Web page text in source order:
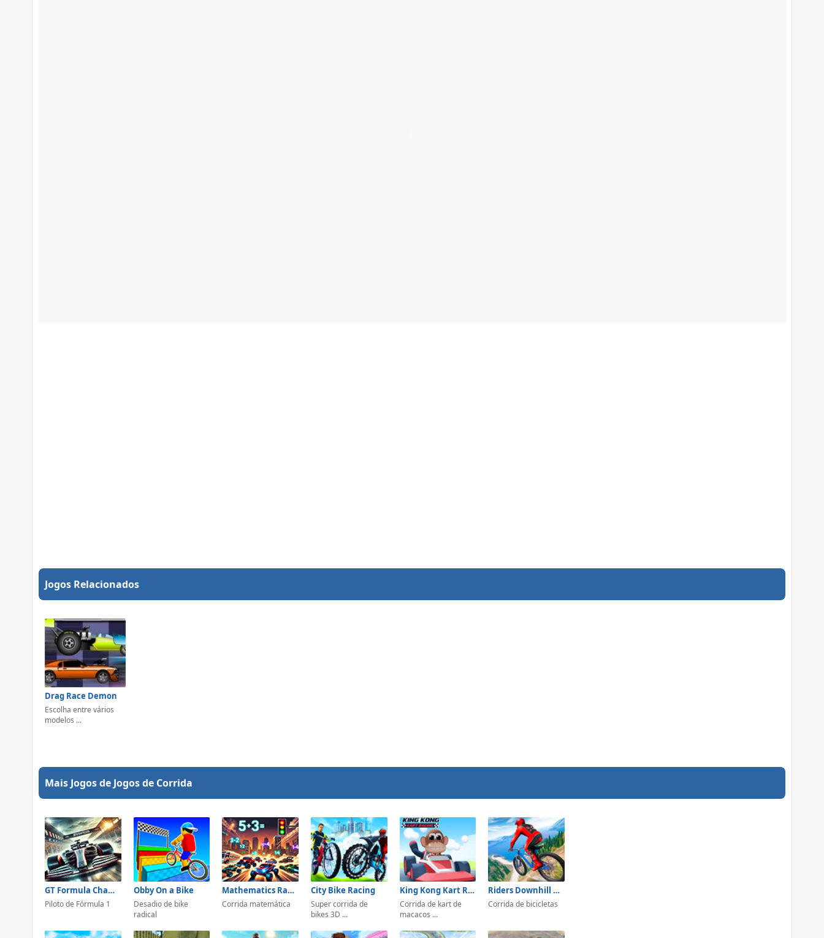
Jogos Relacionados
Drag Race Demon
Escolha entre vários
modelos ...
Mais Jogos de Jogos de Corrida
GT Formula Championship
Piloto de Fórmula 1
Obby On a Bike
Desadio de bike
radical
Mathematics Racing
Corrida matemática
City Bike Racing
Super corrida de
bikes 3D ...
King Kong Kart Racing
Corrida de kart de
macacos ...
Riders Downhill Racing
Corrida de bicicletas